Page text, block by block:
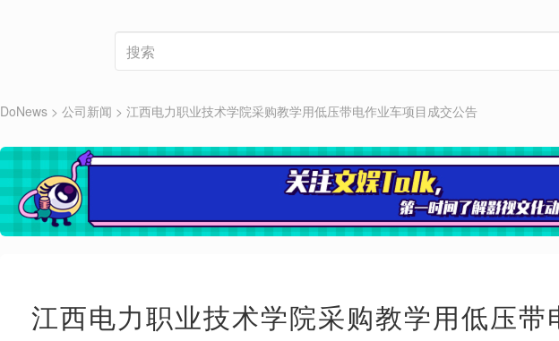
DoNews > 公司新闻 > 江西电力职业技术学院采购教学用低压带电作业车项目成交公告
江西电力职业技术学院采购教学用低压